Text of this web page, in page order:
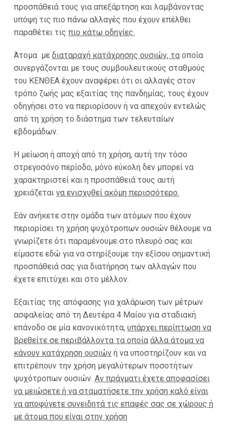
προσπάθειά τους για απεξάρτηση και λαμβάνοντας
υπόψη τις πιο πάνω αλλαγές που έχουν επέλθει
παραθέτει τις πιο κάτω οδηγίες.
Άτομα με διαταραχή κατάχρησης ουσιών, τα οποία
συνεργάζονται με τους συμβουλευτικούς σταθμούς
του ΚΕΝΘΕΑ έχουν αναφέρει ότι οι αλλαγές στον
τρόπο ζωής μας εξαιτίας της πανδημίας, τους έχουν
οδηγήσει στο να περιορίσουν ή να απεχούν εντελώς
από τη χρήση το διάστημα των τελευταίων
εβδομάδων.
Η μείωση ή αποχή από τη χρήση, αυτή την τόσο
στρεγοσόνο περίοδο, μόνο εύκολη δεν μπορεί να
χαρακτηριστεί και η προσπάθειά τους αυτή
χρειάζεται να ενισχυθεί ακόμη περισσότερο.
Εάν ανήκετε στην ομάδα των ατόμων που έχουν
περιορίσει τη χρήση ψυχότροπων ουσιών θέλουμε να
γνωρίζετε ότι παραμένουμε στο πλευρό σας και
είμαστε εδώ για να στηρίξουμε την εξίσου σημαντική
προσπάθειά σας για διατήρηση των αλλαγών που
έχετε επιτύχει και στο μέλλον.
Εξαιτίας της απόφασης για χαλάρωση των μέτρων
ασφαλείας από τη Δευτέρα 4 Μαίου για σταδιακή
επάνοδο σε μία κανονικότητα, υπάρχει περίπτωση να
βρεθείτε σε περιβάλλοντα τα οποία άλλα άτομα να
κάνουν κατάχρηση ουσιών ή να υποστηρίζουν και να
επιτρέπουν την χρήση μεγαλύτερων ποσοτήτων
ψυχότροπων ουσιών. Αν πράγματι έχετε αποφασίσει
να μειώσετε ή να σταματήσετε την χρήση καλό είναι
να αποφύγετε συνειδητά τις επαφές σας σε χώρους ή
με άτομα που είναι στην χρήση